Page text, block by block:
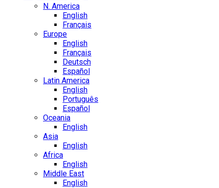
N. America
English
Français
Europe
English
Français
Deutsch
Español
Latin America
English
Português
Español
Oceania
English
Asia
English
Africa
English
Middle East
English